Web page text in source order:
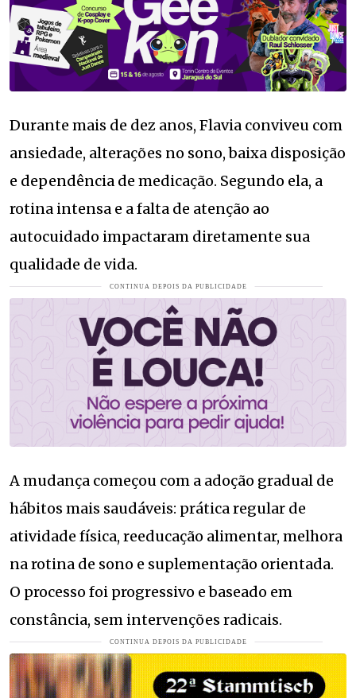
Durante mais de dez anos, Flavia conviveu com
ansiedade, alterações no sono, baixa disposição
e dependência de medicação. Segundo ela, a
rotina intensa e a falta de atenção ao
autocuidado impactaram diretamente sua
qualidade de vida.
A mudança começou com a adoção gradual de
hábitos mais saudáveis: prática regular de
atividade física, reeducação alimentar, melhora
na rotina de sono e suplementação orientada.
O processo foi progressivo e baseado em
constância, sem intervenções radicais.